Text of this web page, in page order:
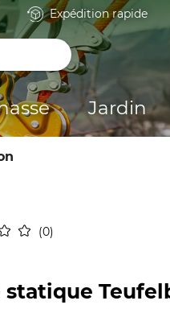
Expédition rapide
Jardin
0
statique